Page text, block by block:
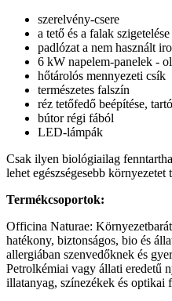
szerelvény-csere
a tető és a falak
padlózat a nem használt
6 kW napelem-panelek -
hőtárolós mennyezeti csík
természetes falszín
réz tetőfedő beépítése,
bútor régi fából
LED-lámpák
Csak ilyen biológiailag
lehet egészségesebb környezetet
Termékcsoportok:
Officina Naturae:
hatékony, biztonságos, bio és
allergiában szenvedőknek és
Petrolkémiai vagy állati eredetű
illatanyag, színezékek és optikai